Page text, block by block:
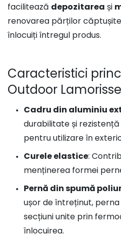
facilitează depozitarea și
renovarea părților
înlocuiți întregul produs.
Caracteristici
Outdoor
Cadru din aluminiu
durabilitate și
pentru utilizare în
Curele elastice:
menținerea formei
Pernă din spumă
ușor de întreținut,
secțiuni unite prin
înlocuirea.